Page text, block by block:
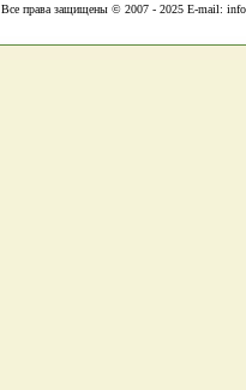
Все права защищены © 2007 - 2025 E-mail: